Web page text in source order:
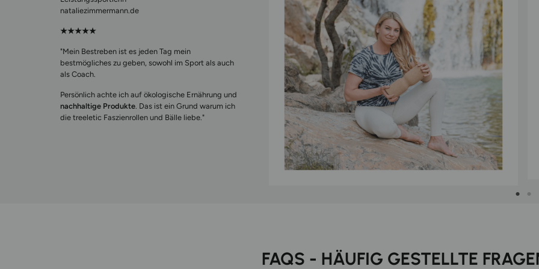
nataliezimmermann.de
★★★★★
"Mein Bestreben ist es jeden Tag mein
bestmögliches zu geben, sowohl im Sport als auch
als Coach.
Persönlich achte ich auf ökologische Ernährung und
nachhaltige Produkte . Das ist ein Grund warum ich
die treeletic Faszienrollen und Bälle liebe."
FAQS - HÄUFIG GESTELLTE